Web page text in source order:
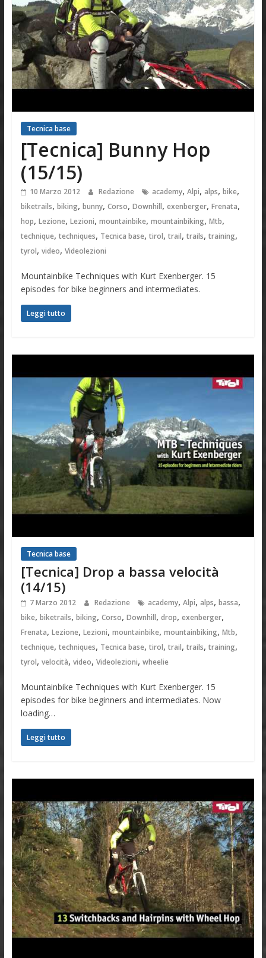
Tecnica base
[Tecnica] Bunny Hop
(15/15)
10 Marzo 2012 Redazione academy, Alpi, alps, bike,
biketrails, biking, bunny, Corso, Downhill, exenberger, Frenata,
hop, Lezione, Lezioni, mountainbike, mountainbiking, Mtb,
technique, techniques, Tecnica base, tirol, trail, trails, training,
tyrol, video, Videolezioni
Mountainbike Techniques with Kurt Exenberger. 15
episodes for bike beginners and intermediates.
Leggi tutto
Tecnica base
[Tecnica] Drop a bassa velocità
(14/15)
7 Marzo 2012 Redazione academy, Alpi, alps, bassa,
bike, biketrails, biking, Corso, Downhill, drop, exenberger,
Frenata, Lezione, Lezioni, mountainbike, mountainbiking, Mtb,
technique, techniques, Tecnica base, tirol, trail, trails, training,
tyrol, velocità, video, Videolezioni, wheelie
Mountainbike Techniques with Kurt Exenberger. 15
episodes for bike beginners and intermediates. Now
loading…
Leggi tutto